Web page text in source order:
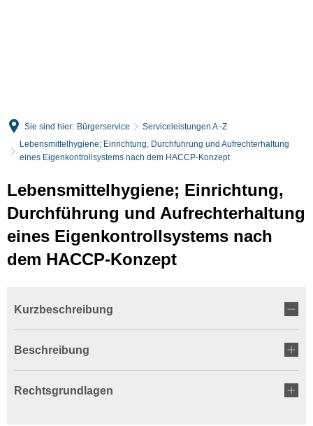
Sie sind hier: Bürgerservice
Serviceleistungen A -Z
Lebensmittelhygiene; Einrichtung, Durchführung und Aufrechterhaltung
eines Eigenkontrollsystems nach dem HACCP-Konzept
Lebensmittelhygiene; Einrichtung,
Durchführung und Aufrechterhaltung
eines Eigenkontrollsystems nach
dem HACCP-Konzept
Kurzbeschreibung
Beschreibung
Rechtsgrundlagen